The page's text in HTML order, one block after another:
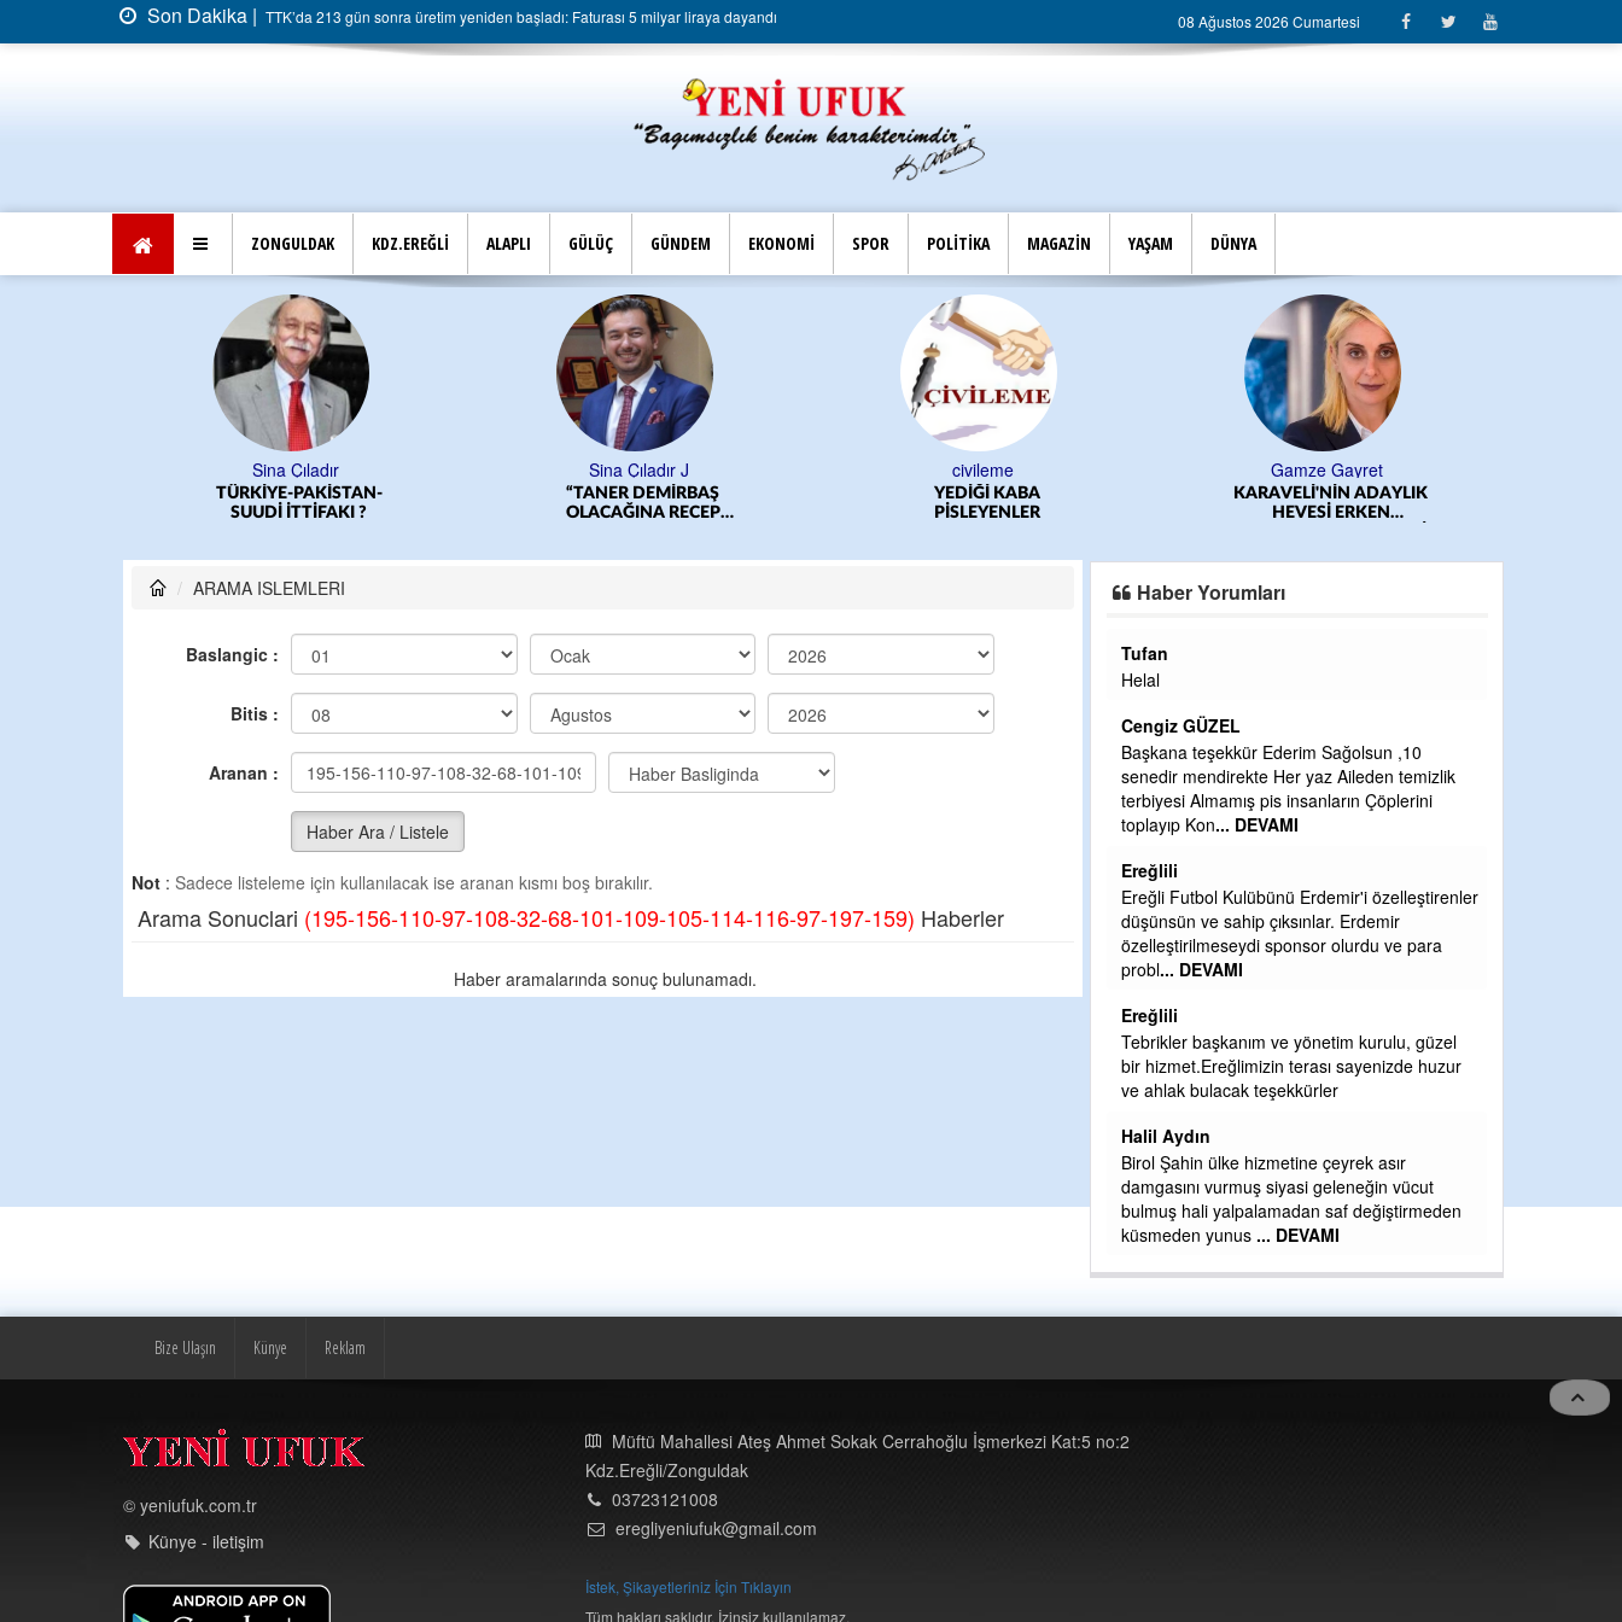
Son Dakika | TTK’da 213 gün sonra üretim yeniden başladı: Faturası 5 milyar liraya dayandı 08 Ağustos 2026 Cumartesi
ZONGULDAK KDZ.EREĞLİ ALAPLI GÜLÜÇ GÜNDEM EKONOMİ SPOR POLİTİKA MAGAZİN YAŞAM DÜNYA
Sina Çıladır
TÜRKİYE-PAKİSTAN-
SUUDİ İTTİFAKI ?
Sina Çıladır J
“TANER DEMİRBAŞ
OLACAĞINA RECEP
civileme
YEDİĞİ KABA
PİSLEYENLER
Gamze Gayret
KARAVELİ'NİN ADAYLIK
HEVESİ ERKEN
ARAMA ISLEMLERI
Baslangic :
Bitis :
Aranan :
Haber Ara / Listele
Not : Sadece listeleme için kullanılacak ise aranan kısmı boş bırakılır.
Arama Sonuclari (195-156-110-97-108-32-68-101-109-105-114-116-97-197-159) Haberler
Haber aramalarında sonuç bulunamadı.
Haber Yorumları
Tufan
Helal
Cengiz GÜZEL
Başkana teşekkür Ederim Sağolsun ,10
senedir mendirekte Her yaz Aileden temizlik
terbiyesi Almamış pis insanların Çöplerini
toplayıp Kon... DEVAMI
Ereğlili
Ereğli Futbol Kulübünü Erdemir'i özelleştirenler
düşünsün ve sahip çıksınlar. Erdemir
özelleştirilmeseydi sponsor olurdu ve para
probl... DEVAMI
Ereğlili
Tebrikler başkanım ve yönetim kurulu, güzel
bir hizmet.Ereğlimizin terası sayenizde huzur
ve ahlak bulacak teşekkürler
Halil Aydın
Birol Şahin ülke hizmetine çeyrek asır
damgasını vurmuş siyasi geleneğin vücut
bulmuş hali yalpalamadan saf değiştirmeden
küsmeden yunus ... DEVAMI
Bize Ulaşın Künye Reklam
© yeniufuk.com.tr
Künye - iletişim
Müftü Mahallesi Ateş Ahmet Sokak Cerrahoğlu İşmerkezi Kat:5 no:2
Kdz.Ereğli/Zonguldak
03723121008
eregliyeniufuk@gmail.com
İstek, Şikayetleriniz İçin Tıklayın
Tüm hakları saklıdır. İzinsiz kullanılamaz.